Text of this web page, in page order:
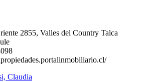
2855, Valles del Country Talca
Claudia